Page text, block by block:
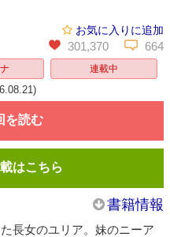
お気に入りに追加
301,370 664
連載中
を読む
はこちら
書籍情報
長女のユリア。妹のニーア